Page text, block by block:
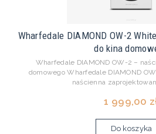
Wharfedale DIAMOND OW-2
do kina
Wharfedale DIAMOND OW-2 –
domowego Wharfedale DIAMOND
naścienna
1 999,00
Do koszyka